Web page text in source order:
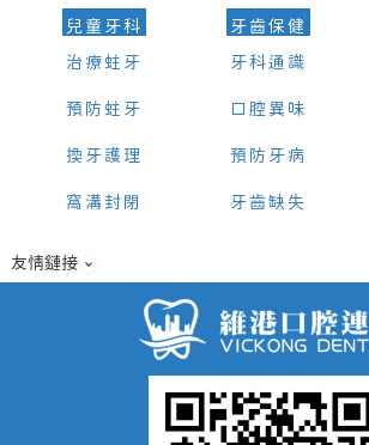
兒童牙科
治療蛀牙
預防蛀牙
換牙護理
窩溝封閉
牙齒保健
牙科通識
口腔異味
預防牙病
牙齒缺失
友情鏈接